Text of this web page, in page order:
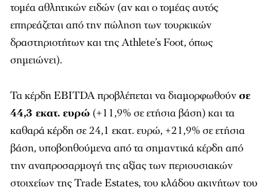
τομέα αθλητικών ειδών (αν και ο τομέας αυτός
επηρεάζεται από την πώληση των τουρκικών
δραστηριοτήτων και της Athlete’s Foot, όπως
σημειώνει).
Τα κέρδη EBITDA προβλέπεται να διαμορφωθούνσε
44,3 εκατ. ευρώ (+11,9% σε ετήσια βάση) και τα
καθαρά κέρδη σε 24,1 εκατ. ευρώ, +21,9% σε ετήσια
βάση, υποβοηθούμενα από τα σημαντικά κέρδη από
την αναπροσαρμογή της αξίας των περιουσιακών
στοιχείων της Trade Estates, του κλάδου ακινήτων του